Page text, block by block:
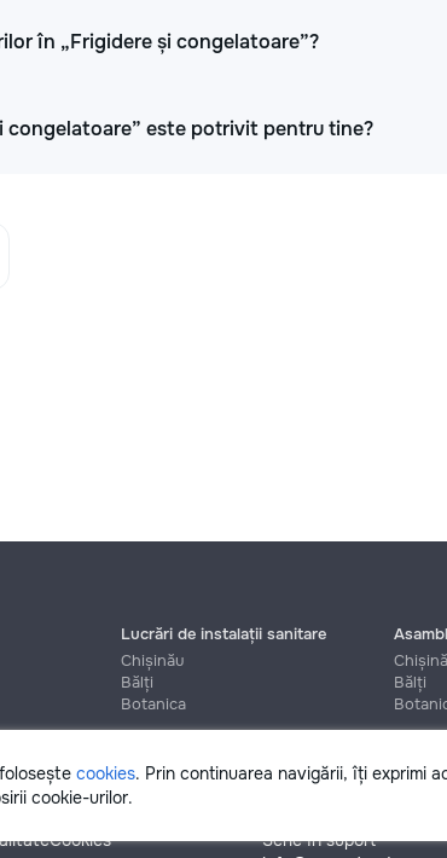
în „Frigidere și congelatoare”?
congelatoare” este potrivit pentru tine?
cookies. Prin continuarea navigării, îți exprimi
cookie-urilor.
Lucrări de instalații sanitare
Chișinău
Bălți
Botanica
Bălți
Cookies
Ajutor
Scrie în suport